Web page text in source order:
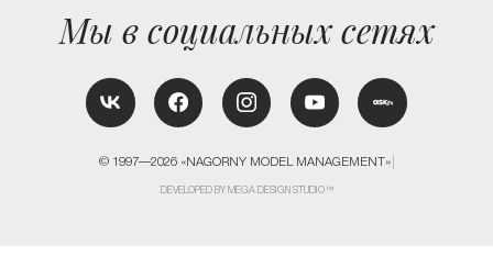
Мы в социальных сетях
© 1997—2026 «NAGORNY MODEL MANAGEMENT»
DEVELOPED BY MEGA DESIGN STUDIO™